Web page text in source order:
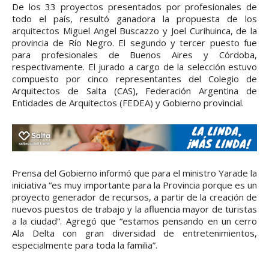
De los 33 proyectos presentados por profesionales de
todo el país, resultó ganadora la propuesta de los
arquitectos Miguel Angel Buscazzo y Joel Curihuinca, de la
provincia de Río Negro. El segundo y tercer puesto fue
para profesionales de Buenos Aires y Córdoba,
respectivamente. El jurado a cargo de la selección estuvo
compuesto por cinco representantes del Colegio de
Arquitectos de Salta (CAS), Federación Argentina de
Entidades de Arquitectos (FEDEA) y Gobierno provincial.
Prensa del Gobierno informó que para el ministro Yarade la
iniciativa “es muy importante para la Provincia porque es un
proyecto generador de recursos, a partir de la creación de
nuevos puestos de trabajo y la afluencia mayor de turistas
a la ciudad”. Agregó que “estamos pensando en un cerro
Ala Delta con gran diversidad de entretenimientos,
especialmente para toda la familia”.